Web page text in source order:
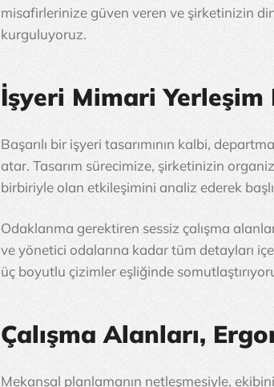
misafirlerinize güven veren ve şirketinizin
kurguluyoruz.
İşyeri Mimari Yerleşim
Başarılı bir işyeri tasarımının kalbi,
atar. Tasarım sürecimize, şirketinizin
birbiriyle olan etkileşimini analiz ederek
Odaklanma gerektiren sessiz çalışma
ve yönetici odalarına kadar tüm detayları
üç boyutlu çizimler eşliğinde
Çalışma Alanları,
Mekansal planlamanın netleşmesiyle,